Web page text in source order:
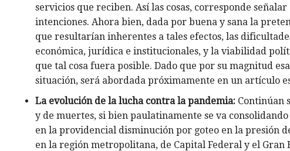
servicios que reciben. Así las cosas, corresponde
intenciones. Ahora bien, dada por buena y sana la
que resultarían inherentes a tales efectos, las
económica, jurídica e institucionales, y la viabilidad
que tal cosa fuera posible. Dado que por su magnitud
situación, será abordada próximamente en un artículo
La evolución de la lucha contra la pandemia: Continúan
y de muertes, si bien paulatinamente se va
en la providencial disminución por goteo en la presión
en la región metropolitana, de Capital Federal y el